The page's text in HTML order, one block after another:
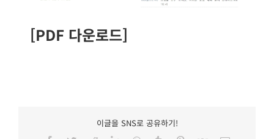
[PDF 다운로드]
이글을 SNS로 공유하기!